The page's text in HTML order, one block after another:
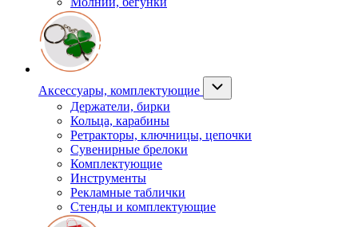
Аксессуары, комплектующие
Держатели, бирки
Кольца, карабины
Ретракторы, ключницы, цепочки
Сувенирные брелоки
Комплектующие
Инструменты
Рекламные таблички
Стенды и комплектующие